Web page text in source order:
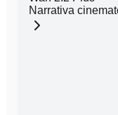
Narrativa